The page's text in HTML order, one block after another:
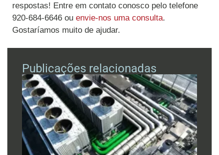
respostas! Entre em contato conosco pelo telefone
920-684-6646 ou envie-nos uma consulta.
Gostaríamos muito de ajudar.
Publicações relacionadas